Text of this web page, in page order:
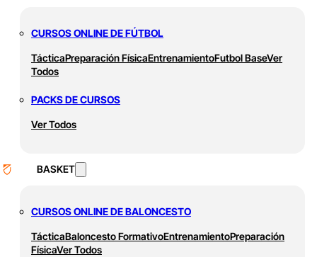
CURSOS ONLINE DE FÚTBOL
TácticaPreparación FísicaEntrenamientoFutbol BaseVer
Todos
PACKS DE CURSOS
Ver Todos
BASKET
CURSOS ONLINE DE BALONCESTO
TácticaBaloncesto FormativoEntrenamientoPreparación
FísicaVer Todos